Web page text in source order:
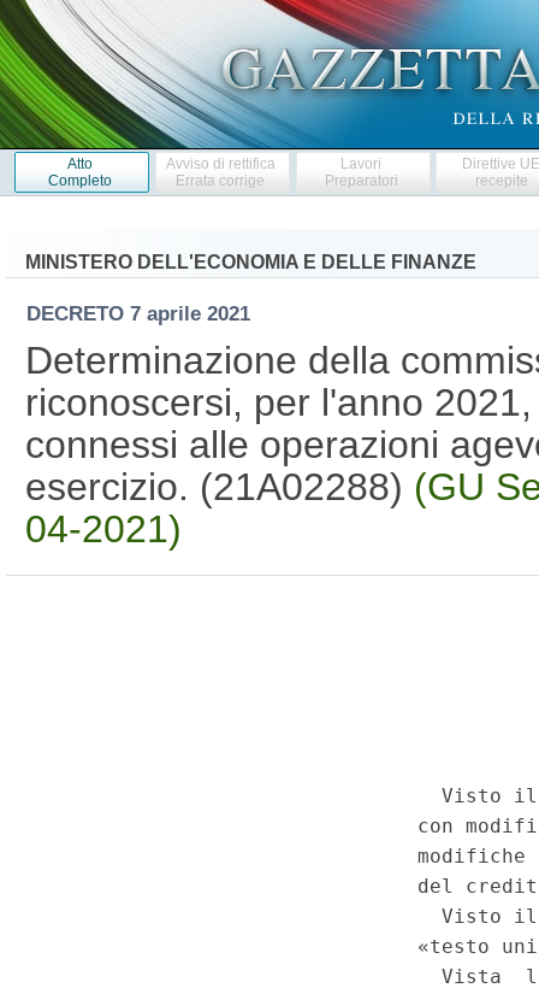
Atto
Completo
Avviso di rettifica
Errata corrige
Lavori
Preparatori
Direttive
recepite
MINISTERO DELL'ECONOMIA E DELLE FINANZE
DECRETO 7 aprile 2021
Determinazione della
riconoscersi, per l'anno
connessi alle operazioni
esercizio. (21A02288) (GU
04-2021)